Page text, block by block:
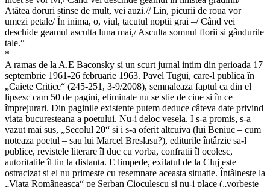
Atâtea doruri stinse de mult, vei auzi.// Lin, picurii de roua vor
umezi petale/ În inima, o, viul, tacutul noptii grai –/ Când vei
deschide geamul asculta luna mai,/ Asculta somnul florii si gândurile
tale.“
*
A ramas de la A.E Baconsky si un scurt jurnal intim din perioada 17
septembrie 1961-26 februarie 1963. Pavel Tugui, care-l publica în
„Caiete Critice“ (245-251, 3-9/2008), semnaleaza faptul ca din el
lipsesc cam 50 de pagini, eliminate nu se stie de cine si în ce
împrejurari. Din paginile existente putem deduce câteva date privind
viata bucuresteana a poetului. Nu-i deloc vesela. I s-a promis, s-a
vazut mai sus, „Secolul 20“ si i s-a oferit altcuiva (lui Beniuc – cum
noteaza poetul – sau lui Marcel Breslasu?), editurile întârzie sa-l
publice, revistele literare îl duc cu vorba, confratii îl ocolesc,
autoritatile îl tin la distanta. E limpede, exilatul de la Cluj este
ostracizat si el nu primeste cu resemnare aceasta situatie. Întâlneste la
„Viata Româneasca“ pe Serban Cioculescu si nu-i place („vorbeste